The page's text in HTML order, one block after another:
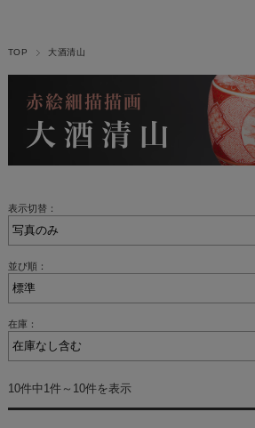
TOP 大酒清山
表示切替：
並び順：
在庫：
10件中1件～10件を表示